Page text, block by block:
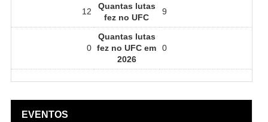
12
Quantas lutas
fez no UFC
9
0
Quantas lutas
fez no UFC em
2026
0
EVENTOS